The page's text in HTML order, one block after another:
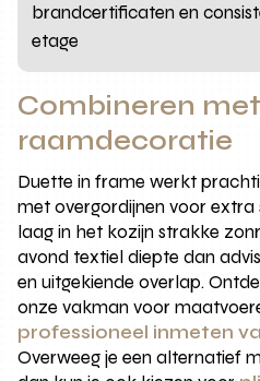
brandcertificaten en
etage
Combineren
raamdecoratie
Duette in frame werkt
met overgordijnen voor extra
laag in het kozijn strakke
avond textiel diepte dan
en uitgekiende overlap.
onze vakman voor
professioneel inmeten
Overweeg je een alternatief